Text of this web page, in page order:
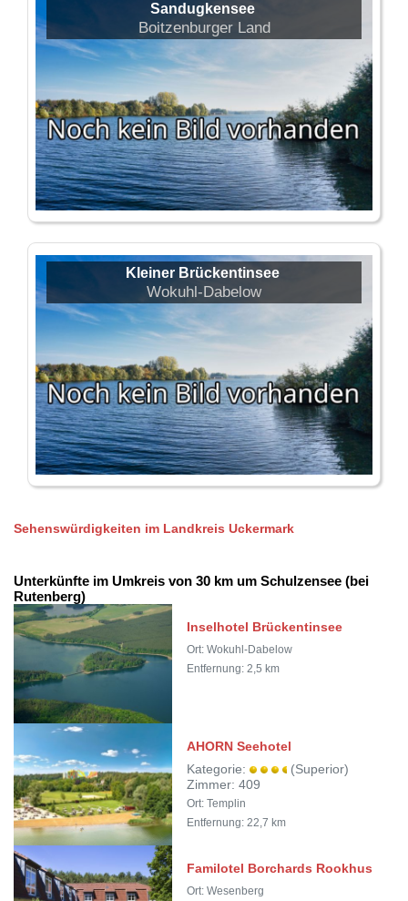
Sandugkensee
Boitzenburger Land
Kleiner Brückentinsee
Wokuhl-Dabelow
Sehenswürdigkeiten im Landkreis Uckermark
Unterkünfte im Umkreis von 30 km um Schulzensee (bei
Rutenberg)
Inselhotel Brückentinsee
Ort: Wokuhl-Dabelow
Entfernung: 2,5 km
AHORN Seehotel
Kategorie:
(Superior)
Zimmer: 409
Ort: Templin
Entfernung: 22,7 km
Familotel Borchards Rookhus
Ort: Wesenberg